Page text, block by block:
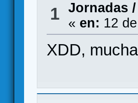
1 Jornadas /
« en: 12
XDD,